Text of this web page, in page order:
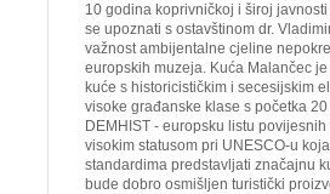
10 godina koprivničkoj i široj
se upoznati s ostavštinom dr.
važnost ambijentalne cjeline
europskih muzeja. Kuća Malančec
kuće s historicističkim i secesijskim
visoke građanske klase s početka
DEMHIST - europsku listu
visokim statusom pri UNESCO-u
standardima predstavljati značajnu
bude dobro osmišljen turistički